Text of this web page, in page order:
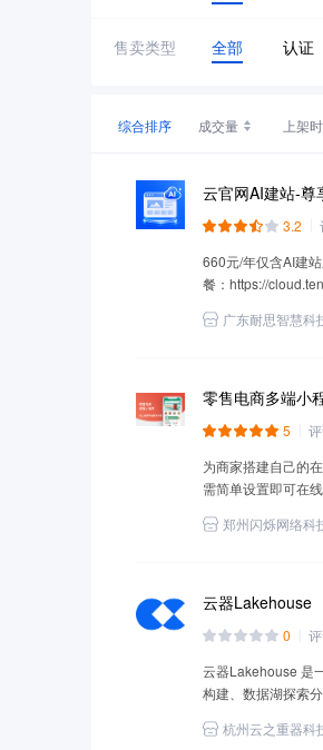
售卖类型 全部 认证
综合排序 成交量 上架
云官网AI建站-尊
3.2
660元/年仅含AI建
餐：https://
广东耐思智慧科
零售电商多端小
5
为商家搭建自己的
需简单设置即可在
郑州闪烁网络科
云器Lakehouse
0
云器Lakehouse 是
构建、数据湖探索
杭州云之重器科